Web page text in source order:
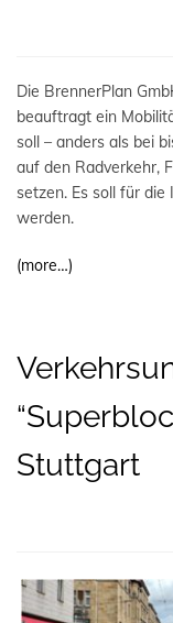
Die BrennerPlan
beauftragt ein
soll – anders als bei
auf den Radverkehr,
setzen. Es soll für
werden.
(more…)
Stuttgart